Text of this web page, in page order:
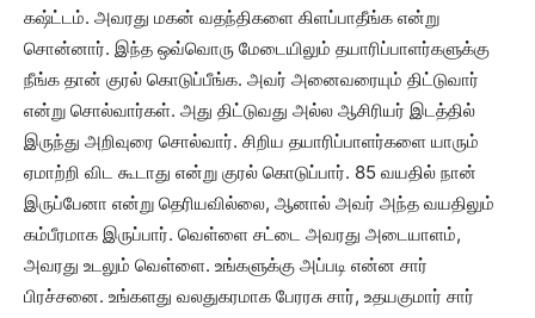
கஷ்ட்டம். அவரது மகன் வதந்திகளை கிளப்பாதீங்க என்று
சொன்னார். இந்த ஒவ்வொரு மேடையிலும் தயாரிப்பாளர்களுக்கு
நீங்க தான் குரல் கொடுப்பீங்க. அவர் அனைவரையும் திட்டுவார்
என்று சொல்வார்கள். அது திட்டுவது அல்ல ஆசிரியர் இடத்தில்
இருந்து அறிவுரை சொல்வார். சிறிய தயாரிப்பாளர்களை யாரும்
ஏமாற்றி விட கூடாது என்று குரல் கொடுப்பார். 85 வயதில் நான்
இருப்பேனா என்று தெரியவில்லை, ஆனால் அவர் அந்த வயதிலும்
கம்பீரமாக இருப்பார். வெள்ளை சட்டை அவரது அடையாளம்,
அவரது உடலும் வெள்ளை. உங்களுக்கு அப்படி என்ன சார்
பிரச்சனை. உங்களது வலதுகரமாக பேரரசு சார், உதயகுமார் சார்